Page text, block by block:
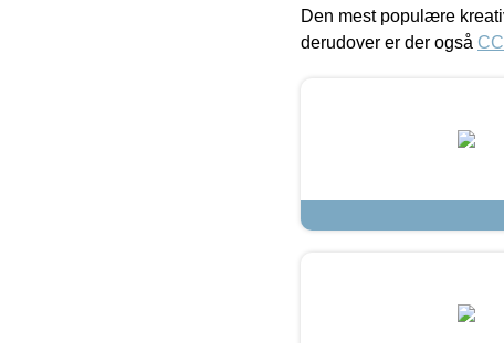
Den mest populære
derudover er der også